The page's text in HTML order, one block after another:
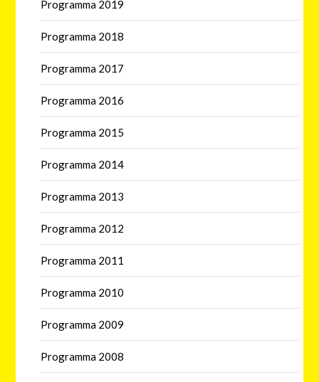
Programma 2019
Programma 2018
Programma 2017
Programma 2016
Programma 2015
Programma 2014
Programma 2013
Programma 2012
Programma 2011
Programma 2010
Programma 2009
Programma 2008